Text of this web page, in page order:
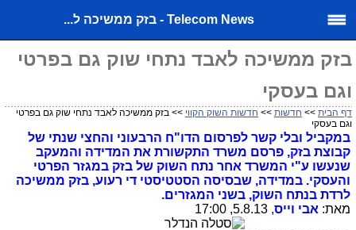
Telecom News - בזק ממשיכה ל...
בזק ממשיכה לאבד נתחי שוק גם בפרטי
וגם בעסקי
דף הבית >> חדשות >> חדשות השוק הקווי >> בזק ממשיכה לאבד נתחי שוק גם בפרטי
וגם בעסקי
במקביל ובלי קשר לפרסום הדו"ח הרבעוני והחצי שנתי של
קבוצת בזק, פרסם משרד התקשורת את המדידה והמעקב
שנעשו ע"י המשרד אחר נתח השוק של בזק במגזר הפרטי
והעסקי. במדידה, שבסיסה הסטטיסטי די רעוע, בזק ממשיכה
לרדת בנתח השוק, בשני המגזרים.
מאת: אבי וייס, 5.8.13, 17:00